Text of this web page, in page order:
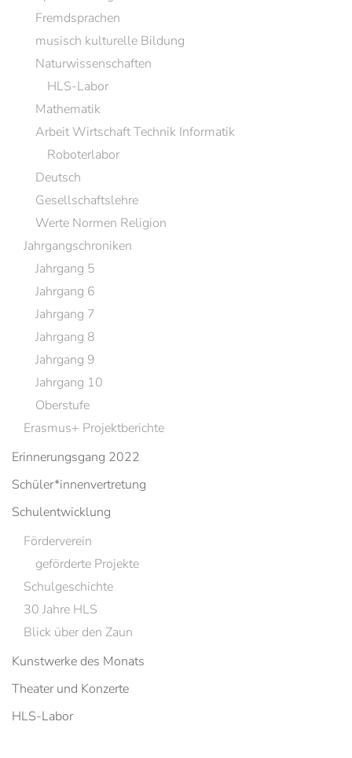
Fremdsprachen
musisch kulturelle Bildung
Naturwissenschaften
HLS-Labor
Mathematik
Arbeit Wirtschaft Technik Informatik
Roboterlabor
Deutsch
Gesellschaftslehre
Werte Normen Religion
Jahrgangschroniken
Jahrgang 5
Jahrgang 6
Jahrgang 7
Jahrgang 8
Jahrgang 9
Jahrgang 10
Oberstufe
Erasmus+ Projektberichte
Erinnerungsgang 2022
Schüler*innenvertretung
Schulentwicklung
Förderverein
geförderte Projekte
Schulgeschichte
30 Jahre HLS
Blick über den Zaun
Kunstwerke des Monats
Theater und Konzerte
HLS-Labor